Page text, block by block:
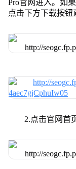
Pro官网进入。如
点击下方下载按钮
2.点击官网首